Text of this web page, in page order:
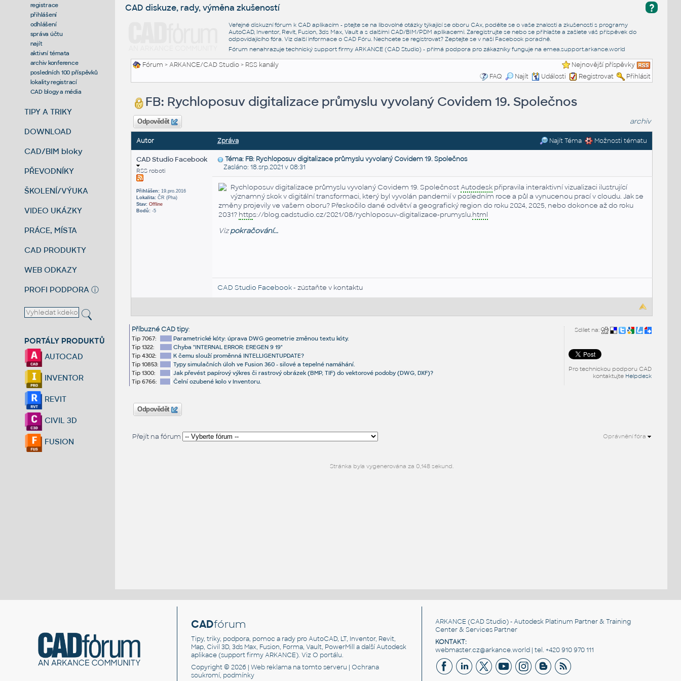
registrace
přihlášení
odhlášení
správa účtu
najít
aktivní témata
archiv konference
posledních 100 příspěvků
lokality registrací
CAD blogy a média
TIPY A TRIKY
DOWNLOAD
CAD/BIM bloky
PŘEVODNÍKY
ŠKOLENÍ/VÝUKA
VIDEO UKÁZKY
PRÁCE, MÍSTA
CAD PRODUKTY
WEB ODKAZY
PROFI PODPORA ⓘ
PORTÁLY PRODUKTŮ
AUTOCAD
INVENTOR
REVIT
CIVIL 3D
FUSION
?
CAD diskuze, rady, výměna zkušeností
Veřejné diskuzní fórum k CAD aplikacím - ptejte se na libovolné otázky týkající se oboru CAx, podělte se o vaše znalosti a zkušenosti s programy
AutoCAD, Inventor, Revit, Fusion, 3ds Max, Vault a s dalšími CAD/BIM/PDM aplikacemi. Zaregistrujte se nebo se přihlašte a zašlete váš příspěvek do
odpovídajícího fóra. Viz další informace o CAD Fóru. Nechcete se registrovat? Zeptejte se v naší Facebook poradně.
Fórum nenahrazuje technický support firmy ARKANCE (CAD Studio) - přímá podpora pro zákazníky funguje na emea.support.arkance.world
Fórum >ARKANCE/CAD Studio> RSS kanály
Nejnovější příspěvky
FAQ
Najít Události Registrovat Přihlásit
FB: Rychloposuv digitalizace průmyslu vyvolaný Covidem 19. Společnos
Odpovědět archiv
Autor Zpráva Najít Téma Možnosti tématu
CAD Studio Facebook
RSS roboti
Přihlášen:19.pro.2016
Lokalita:ČR (Pha)
Stav: Offline
Bodů:-5
Téma: FB: Rychloposuv digitalizace průmyslu vyvolaný Covidem 19. Společnos
Zasláno: 18.srp.2021 v 08:31
Rychloposuv digitalizace průmyslu vyvolaný Covidem 19. SpolečnostAutodeskpřipravila interaktivní vizualizaci ilustrující
významný skok v digitální transformaci, který byl vyvolán pandemií v posledním roce a půl a vynucenou prací v cloudu. Jak se
změny projevily ve vašem oboru? Přeskočilo dané odvětví a geografický region do roku 2024, 2025, nebo dokonce až do roku
2031? https://blog.cadstudio.cz/2021/08/rychloposuv-digitalizace-prumyslu.html
Vizpokračování...
CAD Studio Facebook- zústaňte v kontaktu
Sdílet na:
Pro technickou podporu CAD
kontaktujte Helpdesk
Příbuzné CAD tipy:
Tip 7067:
Parametrické kóty: úprava DWG geometrie změnou textu kóty.
Tip 1322:
Chyba "INTERNAL ERROR: EREGEN 9 19"
Tip 4302:
K čemu slouží proměnná INTELLIGENTUPDATE?
Tip 10853:
Typy simulačních úloh ve Fusion 360 - silové a tepelné namáhání.
Tip 1300:
Jak převést papírový výkres či rastrový obrázek (BMP, TIF) do vektorové podoby (DWG, DXF)?
Tip 6766:
Čelní ozubené kolo v Inventoru.
Odpovědět
Přejít na fórum Oprávnění fóra
Stránka byla vygenerována za 0,148 sekund.
CADfórum
Tipy, triky, podpora, pomoc a rady pro AutoCAD, LT, Inventor, Revit,
Map, Civil 3D, 3ds Max, Fusion, Forma, Vault, PowerMill a další Autodesk
aplikace (support firmy ARKANCE). VizO portálu.
Copyright © 2026 |Web reklama na tomto serveru |Ochrana
soukromí, podmínky
ARKANCE (CAD Studio) - Autodesk Platinum Partner & Training
Center & Services Partner
KONTAKT:
webmaster.cz@arkance.world | tel. +420 910 970 111